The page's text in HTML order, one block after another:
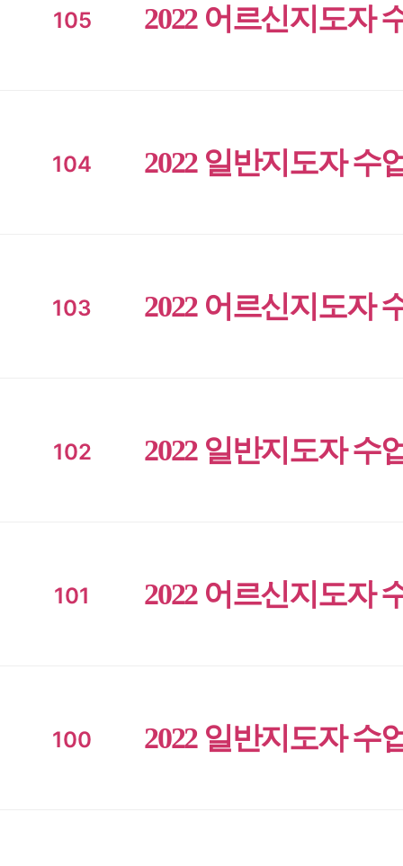
105 2022 어르신지도자
104 2022 일반지도자 수
103 2022 어르신지도자
102 2022 일반지도자 수
101 2022 어르신지도자
100 2022 일반지도자 수